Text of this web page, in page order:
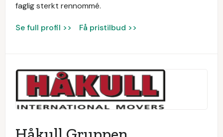
faglig sterkt rennommé.
Se full profil >> Få pristilbud >>